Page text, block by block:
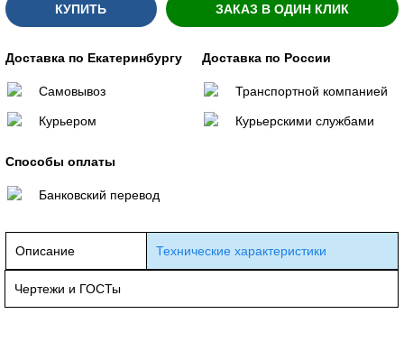
КУПИТЬ ЗАКАЗ В ОДИН КЛИК
Доставка по Екатеринбургу
Самовывоз
Курьером
Доставка по России
Транспортной компанией
Курьерскими службами
Способы оплаты
Банковский перевод
Описание Технические характеристики
Чертежи и ГОСТы